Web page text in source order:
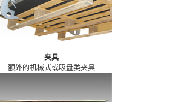
夹具
额外的机械式或吸盘类夹具